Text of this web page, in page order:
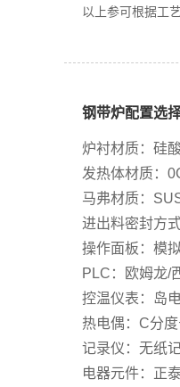
以上参可根据工
钢带炉配置选
炉衬材质：硅
发热体材质：
马弗材质：
进出料密封方
操作面板：模
PLC：欧姆龙/
控温仪表：岛
热电偶：C分
记录仪：无纸
电器元件：正